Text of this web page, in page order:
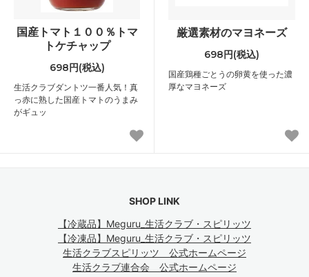
国産トマト１００％トマ
トケチャップ
698円(税込)
生活クラブダントツ一番人気！真
っ赤に熟した国産トマトのうまみ
がギュッ
厳選素材のマヨネーズ
698円(税込)
国産鶏種ごとうの卵黄を使った濃
厚なマヨネーズ
SHOP LINK
【冷蔵品】Meguru_生活クラブ・スピリッツ
【冷凍品】Meguru_生活クラブ・スピリッツ
生活クラブスピリッツ 公式ホームページ
生活クラブ連合会 公式ホームページ